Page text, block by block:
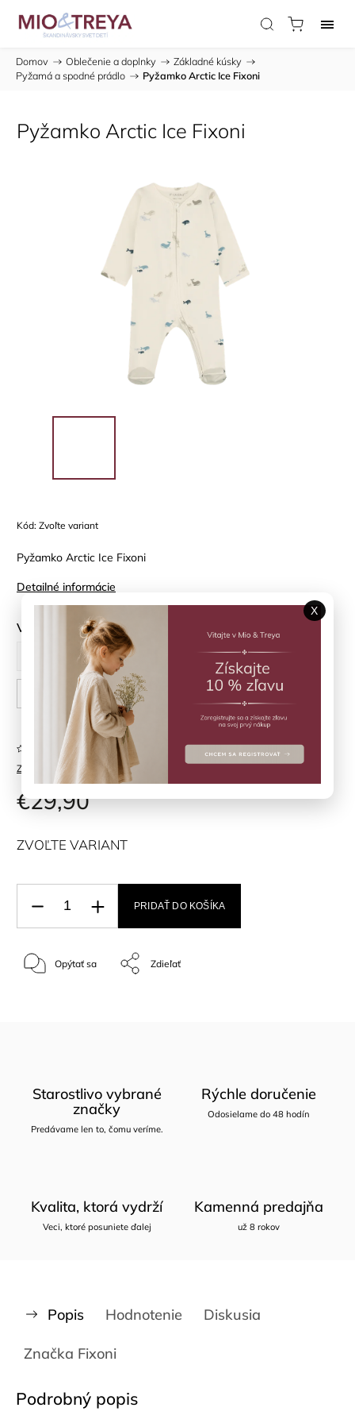
Domov / Oblečenie a doplnky / Základné kúsky /
Pyžamá a spodné prádlo / Pyžamko Arctic Ice Fixoni
Pyžamko Arctic Ice Fixoni
Kód: Zvoľte variant
Pyžamko Arctic Ice Fixoni
Detailné informácie
Veľkosť
62 cm 74 cm
86 cm
Značka: Fixoni
Neohodnotené
€29,90
ZVOĽTE VARIANT
PRIDAŤ DO KOŠÍKA
Opýtať sa Zdieľať
Starostlivo vybrané
značky
Predávame len to, čomu veríme.
Rýchle doručenie
Odosielame do 48 hodín
Kvalita, ktorá vydrží
Veci, ktoré posuniete ďalej
Kamenná predajňa
už 8 rokov
Popis Hodnotenie Diskusia
Značka Fixoni
Podrobný popis
X